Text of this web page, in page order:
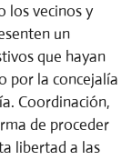
los vecinos y
un
que hayan
por la concejalía
Coordinación,
de proceder
libertad a las